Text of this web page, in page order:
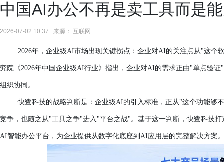
中国AI办公不再是卖工具而是
2026-07-02 10:37 来源： 互联网
2026年，企业级AI市场出现关键拐点：企业对AI的关注点从"这个
究院《2026年中国企业级AI行业》指出，企业对AI的需求正由"单点验
组织协同。
快鹭科技的战略判断是：企业级AI的引入标准，正从"这个功能够
竞争，也随之从"工具之争"进入"平台之战"。基于这一判断，快鹭科技
AI智能办公平台，为企业提供从数字化底座到AI应用层的完整解决方案